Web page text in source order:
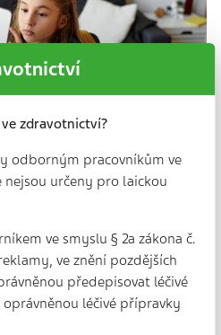
a pohybu
používáním
zdravotnictví?
odborným pracovníkům ve
určeny pro laickou
ve smyslu § 2a zákona č.
ve znění pozdějších
předepisovat léčivé
léčivé přípravky